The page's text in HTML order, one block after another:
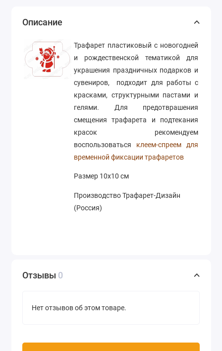
Описание
Трафарет пластиковый с новогодней
и рождественской тематикой для
украшения праздничных подарков и
сувениров, подходит для работы с
красками, структурными пастами и
гелями. Для предотврашения
смещения трафарета и подтекания
красок рекомендуем
воспользоваться клеем-спреем для
временной фиксации трафаретов
Размер 10х10 см
Производство Трафарет-Дизайн
(Россия)
Отзывы 0
Нет отзывов об этом товаре.